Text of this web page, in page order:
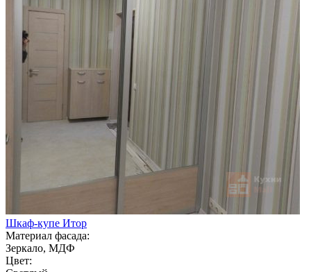
Шкаф-купе Итор
Материал фасада:
Зеркало, МДФ
Цвет: